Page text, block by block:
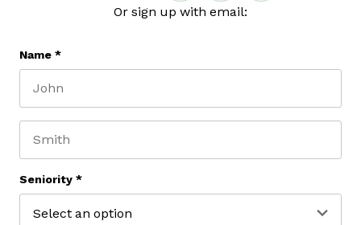
Or sign up with email:
Name *
Seniority *